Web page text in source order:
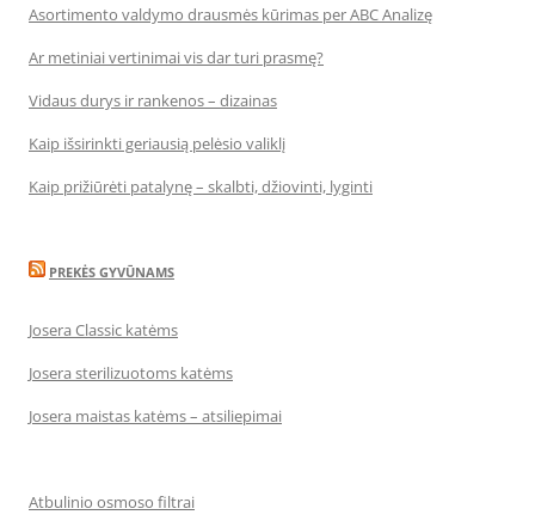
Asortimento valdymo drausmės kūrimas per ABC Analizę
Ar metiniai vertinimai vis dar turi prasmę?
Vidaus durys ir rankenos – dizainas
Kaip išsirinkti geriausią pelėsio valiklį
Kaip prižiūrėti patalynę – skalbti, džiovinti, lyginti
PREKĖS GYVŪNAMS
Josera Classic katėms
Josera sterilizuotoms katėms
Josera maistas katėms – atsiliepimai
Atbulinio osmoso filtrai